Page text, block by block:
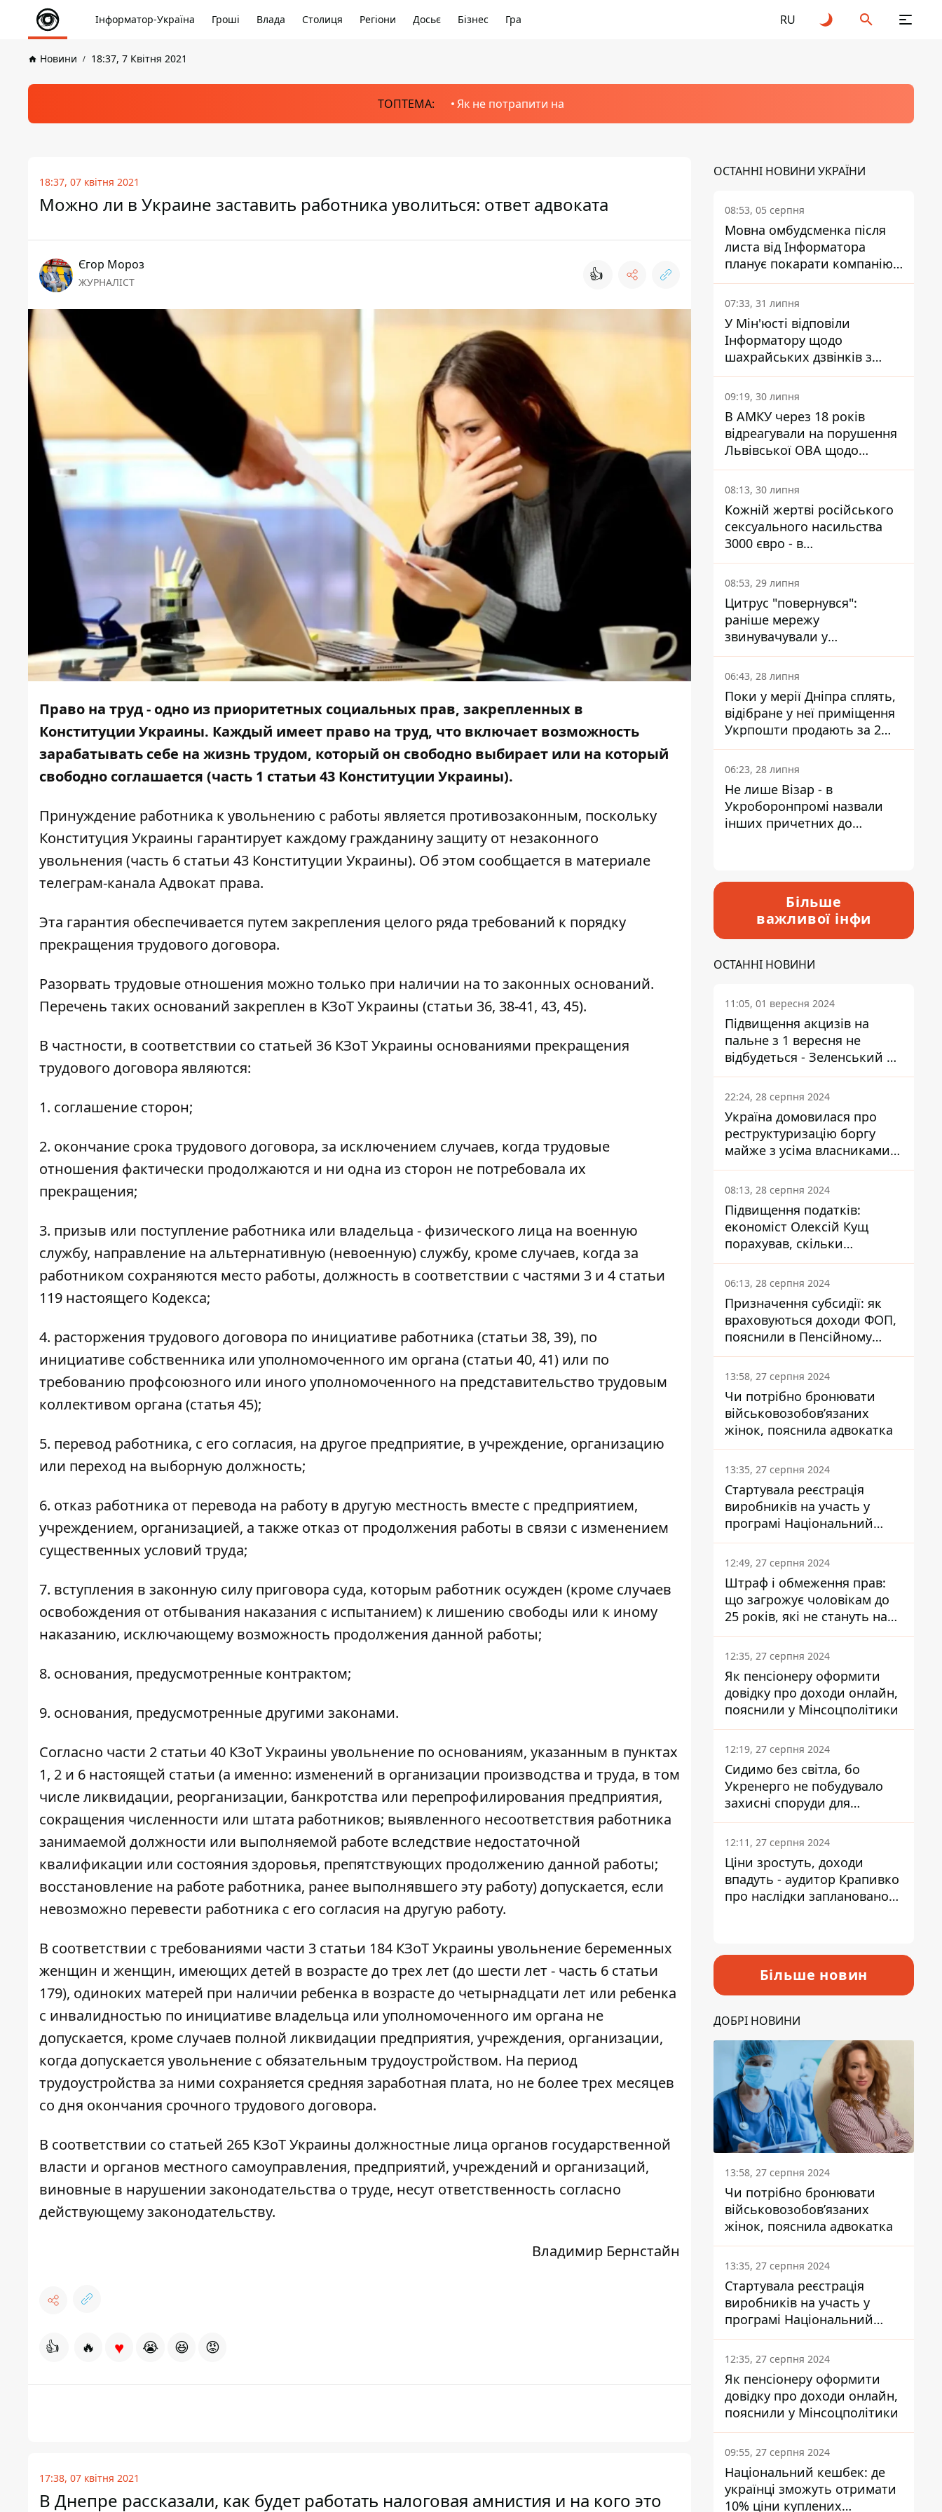
Інформатор-Україна Гроші Влада Столиця Регіони Досьє Бізнес Гра RU
Новини 18:37, 7 Квітня 2021
ТОПТЕМА: Як не потрапити на
18:37, 07 квітня 2021
Можно ли в Украине заставить работника уволиться: ответ адвоката
Єгор Мороз
ЖУРНАЛІСТ 👍
Право на труд - одно из приоритетных социальных прав, закрепленных в
Конституции Украины. Каждый имеет право на труд, что включает возможность
зарабатывать себе на жизнь трудом, который он свободно выбирает или на который
свободно соглашается (часть 1 статьи 43 Конституции Украины).
Принуждение работника к увольнению с работы является противозаконным, поскольку
Конституция Украины гарантирует каждому гражданину защиту от незаконного
увольнения (часть 6 статьи 43 Конституции Украины). Об этом сообщается в материале
телеграм-канала Адвокат права.
Эта гарантия обеспечивается путем закрепления целого ряда требований к порядку
прекращения трудового договора.
Разорвать трудовые отношения можно только при наличии на то законных оснований.
Перечень таких оснований закреплен в КЗоТ Украины (статьи 36, 38-41, 43, 45).
В частности, в соответствии со статьей 36 КЗоТ Украины основаниями прекращения
трудового договора являются:
1. соглашение сторон;
2. окончание срока трудового договора, за исключением случаев, когда трудовые
отношения фактически продолжаются и ни одна из сторон не потребовала их
прекращения;
3. призыв или поступление работника или владельца - физического лица на военную
службу, направление на альтернативную (невоенную) службу, кроме случаев, когда за
работником сохраняются место работы, должность в соответствии с частями 3 и 4 статьи
119 настоящего Кодекса;
4. расторжения трудового договора по инициативе работника (статьи 38, 39), по
инициативе собственника или уполномоченного им органа (статьи 40, 41) или по
требованию профсоюзного или иного уполномоченного на представительство трудовым
коллективом органа (статья 45);
5. перевод работника, с его согласия, на другое предприятие, в учреждение, организацию
или переход на выборную должность;
6. отказ работника от перевода на работу в другую местность вместе с предприятием,
учреждением, организацией, а также отказ от продолжения работы в связи с изменением
существенных условий труда;
7. вступления в законную силу приговора суда, которым работник осужден (кроме случаев
освобождения от отбывания наказания с испытанием) к лишению свободы или к иному
наказанию, исключающему возможность продолжения данной работы;
8. основания, предусмотренные контрактом;
9. основания, предусмотренные другими законами.
Согласно части 2 статьи 40 КЗоТ Украины увольнение по основаниям, указанным в пунктах
1, 2 и 6 настоящей статьи (а именно: изменений в организации производства и труда, в том
числе ликвидации, реорганизации, банкротства или перепрофилирования предприятия,
сокращения численности или штата работников; выявленного несоответствия работника
занимаемой должности или выполняемой работе вследствие недостаточной
квалификации или состояния здоровья, препятствующих продолжению данной работы;
восстановление на работе работника, ранее выполнявшего эту работу) допускается, если
невозможно перевести работника с его согласия на другую работу.
В соответствии с требованиями части 3 статьи 184 КЗоТ Украины увольнение беременных
женщин и женщин, имеющих детей в возрасте до трех лет (до шести лет - часть 6 статьи
179), одиноких матерей при наличии ребенка в возрасте до четырнадцати лет или ребенка
с инвалидностью по инициативе владельца или уполномоченного им органа не
допускается, кроме случаев полной ликвидации предприятия, учреждения, организации,
когда допускается увольнение с обязательным трудоустройством. На период
трудоустройства за ними сохраняется средняя заработная плата, но не более трех месяцев
со дня окончания срочного трудового договора.
В соответствии со статьей 265 КЗоТ Украины должностные лица органов государственной
власти и органов местного самоуправления, предприятий, учреждений и организаций,
виновные в нарушении законодательства о труде, несут ответственность согласно
действующему законодательству.
Владимир Бернстайн
👍 🔥 ♥ 😭 😆 😡
17:38, 07 квітня 2021
В Днепре рассказали, как будет работать налоговая амнистия и на кого это
ОСТАННІ НОВИНИ УКРАЇНИ
08:53, 05 серпня
Мовна омбудсменка після
листа від Інформатора
планує покарати компанію-
підрядника ПриватБанку
07:33, 31 липня
У Мін'юсті відповіли
Інформатору щодо
шахрайських дзвінків з
камери Сумського СІЗО так,
що ніхто нічого не зрозумів
09:19, 30 липня
В АМКУ через 18 років
відреагували на порушення
Львівської ОВА щодо
харчування у закладах
освіти
08:13, 30 липня
Кожній жертві російського
сексуального насильства
3000 євро - в
Мінсоцполітики пояснили
Інформатору, звідки на це
гроші
08:53, 29 липня
Цитрус "повернувся":
раніше мережу
звинувачували у
контрабанді техніки та
ухиленні від сплати
податків
06:43, 28 липня
Поки у мерії Дніпра сплять,
відібране у неї приміщення
Укрпошти продають за 2
мільйони
06:23, 28 липня
Не лише Візар - в
Укроборонпромі назвали
інших причетних до
Більше
важливої інфи
ОСТАННІ НОВИНИ
11:05, 01 вересня 2024
Підвищення акцизів на
пальне з 1 вересня не
відбудеться - Зеленський не
підписав закон
22:24, 28 серпня 2024
Україна домовилася про
реструктуризацію боргу
майже з усіма власниками
єврооблігацій: що це
означає для країни
08:13, 28 серпня 2024
Підвищення податків:
економіст Олексій Кущ
порахував, скільки
заплатить кожен українець
06:13, 28 серпня 2024
Призначення субсидії: як
враховуються доходи ФОП,
пояснили в Пенсійному
фонді
13:58, 27 серпня 2024
Чи потрібно бронювати
військовозобов’язаних
жінок, пояснила адвокатка
13:35, 27 серпня 2024
Стартувала реєстрація
виробників на участь у
програмі Національний
кешбек: як це зробити
через портал Дія
12:49, 27 серпня 2024
Штраф і обмеження прав:
що загрожує чоловікам до
25 років, які не стануть на
військовий облік
12:35, 27 серпня 2024
Як пенсіонеру оформити
довідку про доходи онлайн,
пояснили у Мінсоцполітики
12:19, 27 серпня 2024
Сидимо без світла, бо
Укренерго не побудувало
захисні споруди для
енергетики - нардеп
Кучеренко
12:11, 27 серпня 2024
Ціни зростуть, доходи
впадуть - аудитор Крапивко
про наслідки запланованого
Більше новин
ДОБРІ НОВИНИ
13:58, 27 серпня 2024
Чи потрібно бронювати
військовозобов’язаних
жінок, пояснила адвокатка
13:35, 27 серпня 2024
Стартувала реєстрація
виробників на участь у
програмі Національний
кешбек: як це зробити
через портал Дія
12:35, 27 серпня 2024
Як пенсіонеру оформити
довідку про доходи онлайн,
пояснили у Мінсоцполітики
09:55, 27 серпня 2024
Національний кешбек: де
українці зможуть отримати
10% ціни куплених